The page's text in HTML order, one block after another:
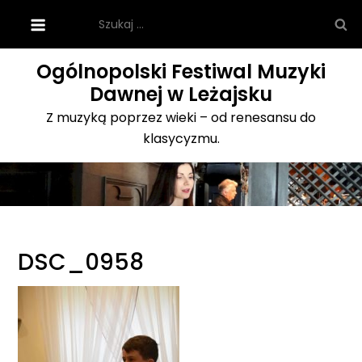
content
Ogólnopolski Festiwal Muzyki
Dawnej w Leżajsku
Z muzyką poprzez wieki – od renesansu do
klasycyzmu.
DSC_0958